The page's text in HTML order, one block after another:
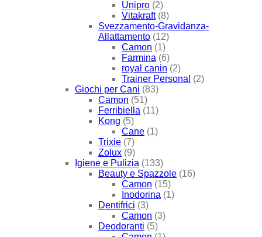
Unipro (2)
Vitakraft (8)
Svezzamento-Gravidanza-
Allattamento (12)
Camon (1)
Farmina (6)
royal canin (2)
Trainer Personal (2)
Giochi per Cani (83)
Camon (51)
Ferribiella (11)
Kong (5)
Cane (1)
Trixie (7)
Zolux (9)
Igiene e Pulizia (133)
Beauty e Spazzole (16)
Camon (15)
Inodorina (1)
Dentifrici (3)
Camon (3)
Deodoranti (5)